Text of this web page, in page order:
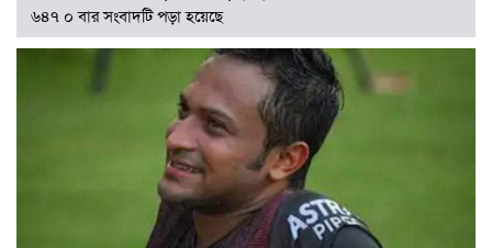
৬৪৭ ০ বার সংবাদটি পড়া হয়েছে